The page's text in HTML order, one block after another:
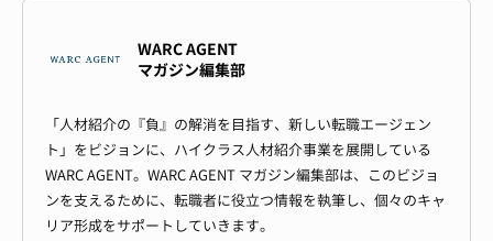
WARC AGENT
マガジン編集部
「人材紹介の『負』の解消を目指す、新しい転職エージェン
ト」をビジョンに、ハイクラス人材紹介事業を展開している
WARC AGENT。WARC AGENT マガジン編集部は、このビジョ
ンを支えるために、転職者に役立つ情報を執筆し、個々のキャ
リア形成をサポートしていきます。